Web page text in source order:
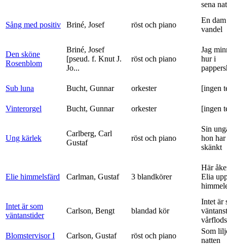
sena
Sång med positiv Briné, Josef röst och piano
En
vandel
Den sköne
Rosenblom
Briné, Josef
[pseud. f. Knut J.
Jo...
röst och piano
Jag
hur i
Sub luna Bucht, Gunnar orkester [ingen
Vinterorgel Bucht, Gunnar orkester [ingen
Ung kärlek
Carlberg, Carl
Gustaf
röst och piano
Sin
hon
skänkt
Elie himmelsfärd Carlman, Gustaf 3 blandkörer
Här
Elia
Intet är som
väntanstider
Carlson, Bengt blandad kör
Intet är
Blomstervisor I
Carlson, Gustaf röst och piano
Som
natten